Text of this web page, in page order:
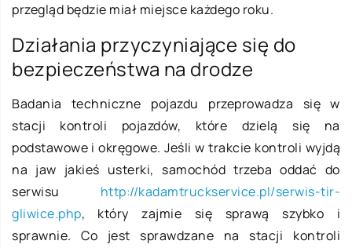
przegląd będzie miał miejsce każdego roku.
Działania przyczyniające się do
bezpieczeństwa na drodze
Badania techniczne pojazdu przeprowadza się w
stacji kontroli pojazdów, które dzielą się na
podstawowe i okręgowe. Jeśli w trakcie kontroli wyjdą
na jaw jakieś usterki, samochód trzeba oddać do
serwisu http://kadamtruckservice.pl/serwis-tir-
gliwice.php, który zajmie się sprawą szybko i
sprawnie. Co jest sprawdzane na stacji kontroli